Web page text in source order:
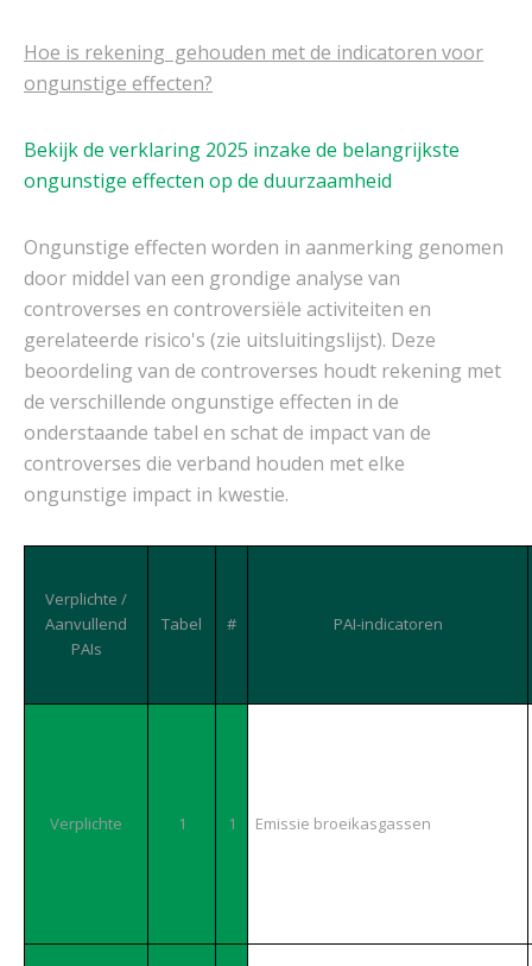
Hoe is rekening gehouden met de indicatoren voor
ongunstige effecten?
Bekijk de verklaring 2025 inzake de belangrijkste
ongunstige effecten op de duurzaamheid
Ongunstige effecten worden in aanmerking genomen
door middel van een grondige analyse van
controverses en controversiële activiteiten en
gerelateerde risico's (zie uitsluitingslijst). Deze
beoordeling van de controverses houdt rekening met
de verschillende ongunstige effecten in de
onderstaande tabel en schat de impact van de
controverses die verband houden met elke
ongunstige impact in kwestie.
Verplichte /
Aanvullend
PAIs
Tabel # PAI-indicatoren
Verplichte 1 1 Emissie broeikasgassen